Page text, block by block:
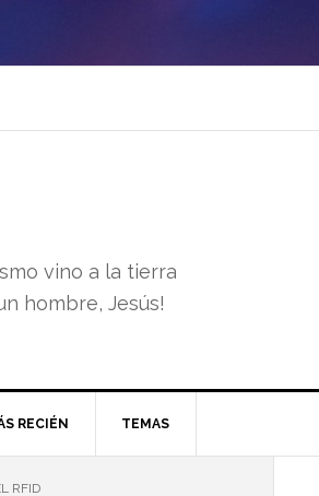
vino a la tierra
hombre, Jesús!
RECIÉN TEMAS
RFID